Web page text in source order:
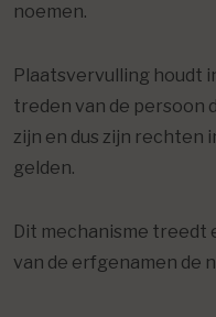
noemen.
Plaatsvervulling houdt
treden van de persoon
zijn en dus zijn rechten
gelden.
Dit mechanisme treedt
van de erfgenamen de